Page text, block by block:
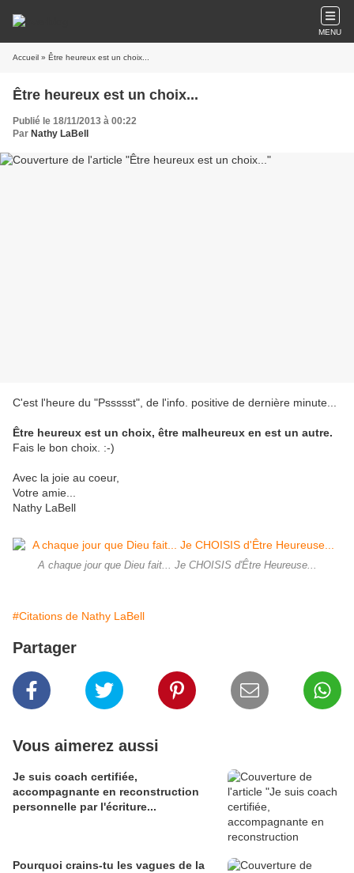
MENU
Accueil » Être heureux est un choix...
Être heureux est un choix...
Publié le 18/11/2013 à 00:22
Par Nathy LaBell
C'est l'heure du "Pssssst", de l'info. positive de dernière minute...
Être heureux est un choix, être malheureux en est un autre.
Fais le bon choix. :-)
Avec la joie au coeur,
Votre amie...
Nathy LaBell
A chaque jour que Dieu fait... Je CHOISIS d'Être Heureuse...
#Citations de Nathy LaBell
Partager
Vous aimerez aussi
Je suis coach certifiée,
accompagnante en reconstruction
personnelle par l'écriture...
Pourquoi crains-tu les vagues de la